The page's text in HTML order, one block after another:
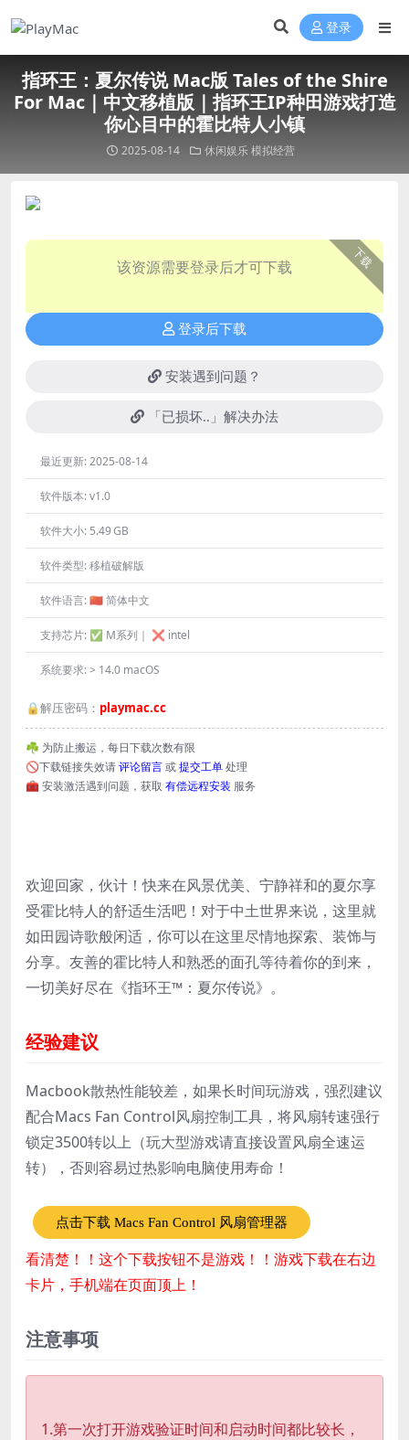
登录
指环王：夏尔传说 Mac版 Tales of the Shire
For Mac｜中文移植版｜指环王IP种田游戏打造
你心目中的霍比特人小镇
2025-08-14 休闲娱乐模拟经营
下载
该资源需要登录后才可下载
登录后下载
安装遇到问题？
「已损坏..」解决办法
最近更新:2025-08-14
软件版本:v1.0
软件大小: 5.49 GB
软件类型:移植破解版
软件语言:🇨🇳 简体中文
支持芯片: ✅ M系列｜ ❌ intel
系统要求:> 14.0 macOS
🔒解压密码： playmac.cc
☘️ 为防止搬运，每日下载次数有限
🚫下载链接失效请评论留言或提交工单处理
🧰 安装激活遇到问题，获取 有偿远程安装 服务
欢迎回家，伙计！快来在风景优美、宁静祥和的夏尔享
受霍比特人的舒适生活吧！对于中土世界来说，这里就
如田园诗歌般闲适，你可以在这里尽情地探索、装饰与
分享。友善的霍比特人和熟悉的面孔等待着你的到来，
一切美好尽在《指环王™：夏尔传说》。
经验建议
Macbook散热性能较差，如果长时间玩游戏，强烈建议
配合Macs Fan Control风扇控制工具，将风扇转速强行
锁定3500转以上（玩大型游戏请直接设置风扇全速运
转），否则容易过热影响电脑使用寿命！
点击下载 Macs Fan Control 风扇管理器
看清楚！！这个下载按钮不是游戏！！游戏下载在右边
卡片，手机端在页面顶上！
注意事项
1.第一次打开游戏验证时间和启动时间都比较长，